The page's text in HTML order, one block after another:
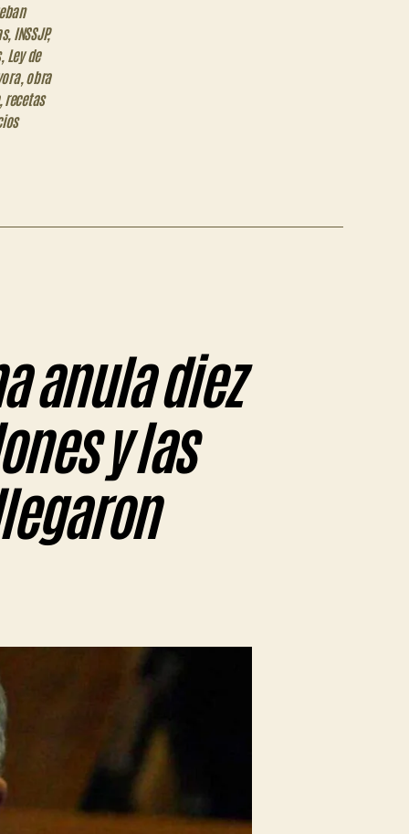
, INSSJP,
, Ley de
, obra
recetas
anula diez
y las